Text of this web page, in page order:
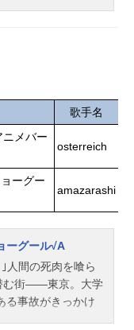
たらスライムだっ
ビ・BS11にてキャ
美保智慧之王：豊
ラ：前野智昭ベニ
ウエイ：江口拓也
忠リグルド：山本
日菜ランガ：小林
里菜ラミリス：春
作家・高槻泉の小
ずに…。人間の命
永らえる怪人の存
抱きつつ、あるべ
京喰種トーキョ
アニメスケジュ
（木）～2014年9
：花江夏樹霧嶋董
世：花澤香菜月山
：菅生隆之笛口雛
門鋼太朗：小西克
利行西尾錦：浅沼
歌手名
メバー
osterreich
ーグー
amazarashi
ーグール√A
｣人間の死肉を喰ら
む街――東京。大学
る事故がきっかけ